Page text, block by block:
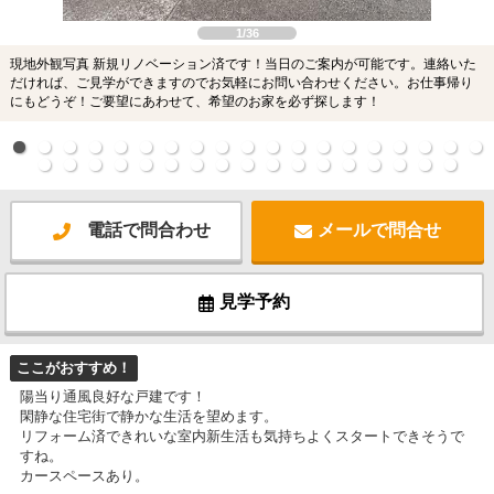
1/36
現地外観写真 新規リノベーション済です！当日のご案内が可能です。連絡いた
だければ、ご見学ができますのでお気軽にお問い合わせください。お仕事帰り
にもどうぞ！ご要望にあわせて、希望のお家を必ず探します！
電話で問合わせ メールで問合せ
見学予約
ここがおすすめ！
陽当り通風良好な戸建です！
閑静な住宅街で静かな生活を望めます。
リフォーム済できれいな室内新生活も気持ちよくスタートできそうで
すね。
カースペースあり。